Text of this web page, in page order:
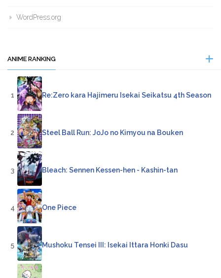
WordPress.org
ANIME RANKING
1 Re:Zero kara Hajimeru Isekai Seikatsu 4th Season
2 Steel Ball Run: JoJo no Kimyou na Bouken
3 Bleach: Sennen Kessen-hen - Kashin-tan
4 One Piece
5 Mushoku Tensei III: Isekai Ittara Honki Dasu